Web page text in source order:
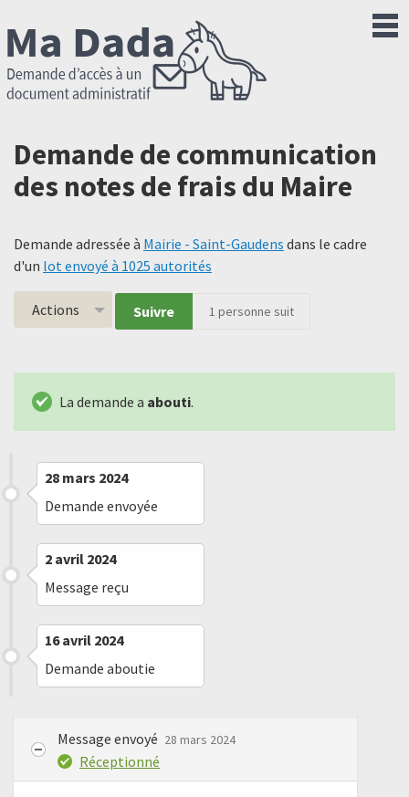
Demande de communication
des notes de frais du Maire
Demande adressée à Mairie - Saint-Gaudens dans le cadre
d'un lot envoyé à 1025 autorités
Actions Suivre 1 personne suit
La demande a abouti.
28 mars 2024
Demande envoyée
2 avril 2024
Message reçu
16 avril 2024
Demande aboutie
Message envoyé 28 mars 2024
Réceptionné